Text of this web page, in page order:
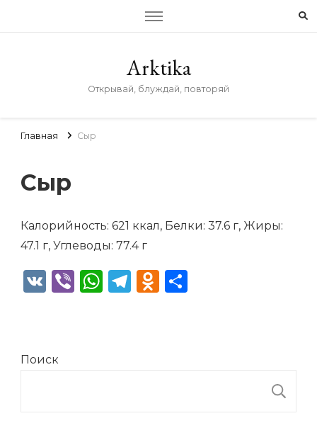
Arktika
Открывай, блуждай, повторяй
Главная Сыр
Сыр
Калорийность: 621 ккал, Белки: 37.6 г, Жиры:
47.1 г, Углеводы: 77.4 г
VK ViberWhatsApp
Telegram
Odnoklassniki
Поиск